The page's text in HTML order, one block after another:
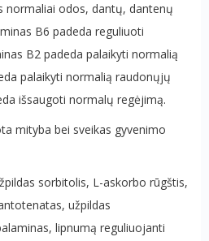
normaliai odos, dantų, dantenų
B6 padeda reguliuoti
B2 padeda palaikyti normalią
palaikyti normalią raudonųjų
išsaugoti normalų regėjimą.
mityba bei sveikas gyvenimo
sorbitolis, L-askorbo rūgštis,
užpildas
lipnumą reguliuojanti